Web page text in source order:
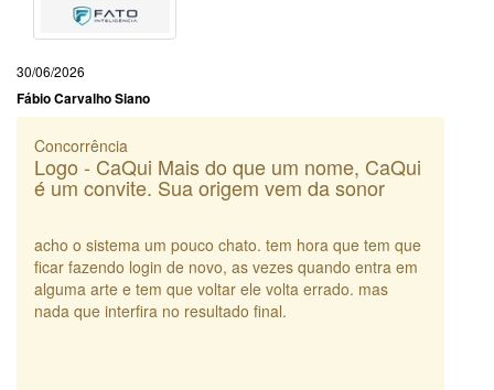
30/06/2026
Fábio Carvalho Siano
Concorrência
Logo - CaQui Mais do que um nome, CaQui
é um convite. Sua origem vem da sonor
acho o sistema um pouco chato. tem hora que tem que
ficar fazendo login de novo, as vezes quando entra em
alguma arte e tem que voltar ele volta errado. mas
nada que interfira no resultado final.